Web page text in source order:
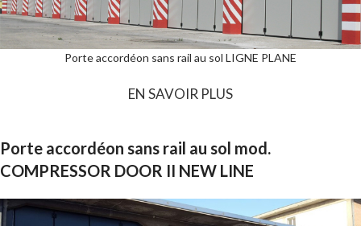
Porte accordéon sans rail au sol LIGNE PLANE
EN SAVOIR PLUS
Porte accordéon sans rail au sol mod.
COMPRESSOR DOOR II NEW LINE